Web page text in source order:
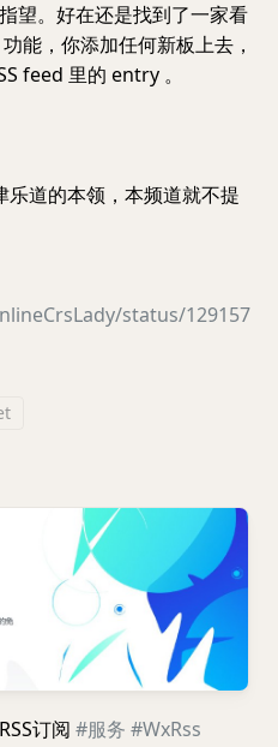
望。好在还是找到了一家看
能，你添加任何新板上去，
feed 里的 entry 。
乐道的本领，本频道就不提
status/129157
RSS订阅 #服务 #WxRss